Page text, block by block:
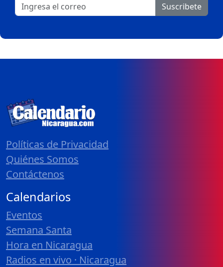
Suscribete
Políticas de Privacidad
Quiénes Somos
Contáctenos
Calendarios
Eventos
Semana Santa
Hora en Nicaragua
Radios en vivo · Nicaragua